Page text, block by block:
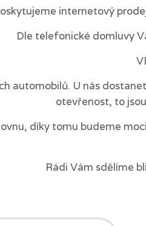
internetový
Dle telefonické domluvy
automobilů. U nás
otevřenost, to
díky tomu budeme
Rádi Vám sdělíme